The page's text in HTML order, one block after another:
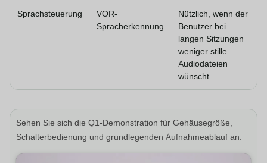
Sprachsteuerung
VOR-
Spracherkennung
Nützlich, wenn der
Benutzer bei
langen Sitzungen
weniger stille
Audiodateien
wünscht.
Sehen Sie sich die Q1-Demonstration für Gehäusegröße,
Schalterbedienung und grundlegenden Aufnahmeablauf an.